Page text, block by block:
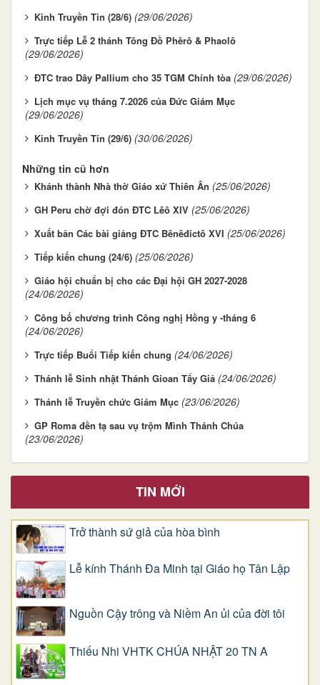
Kinh Truyền Tin (28/6) (29/06/2026)
Trực tiếp Lễ 2 thánh Tông Đồ Phêrô & Phaolô
(29/06/2026)
ĐTC trao Dây Pallium cho 35 TGM Chính tòa (29/06/2026)
Lịch mục vụ tháng 7.2026 của Đức Giám Mục
(29/06/2026)
Kinh Truyền Tin (29/6) (30/06/2026)
Những tin cũ hơn
Khánh thành Nhà thờ Giáo xứ Thiên Ân (25/06/2026)
GH Peru chờ đợi đón ĐTC Lêô XIV (25/06/2026)
Xuất bản Các bài giảng ĐTC Bênêđíctô XVI (25/06/2026)
Tiếp kiến chung (24/6) (25/06/2026)
Giáo hội chuẩn bị cho các Đại hội GH 2027-2028
(24/06/2026)
Công bố chương trình Công nghị Hồng y -tháng 6
(24/06/2026)
Trực tiếp Buổi Tiếp kiến chung (24/06/2026)
Thánh lễ Sinh nhật Thánh Gioan Tẩy Giả (24/06/2026)
Thánh lễ Truyền chức Giám Mục (23/06/2026)
GP Roma đền tạ sau vụ trộm Mình Thánh Chúa
(23/06/2026)
TIN MỚI
Trở thành sứ giả của hòa bình
Lễ kính Thánh Đa Minh tại Giáo họ Tân Lập
Nguồn Cậy trông và Niềm An ủi của đời tôi
Thiếu Nhi VHTK CHÚA NHẬT 20 TN A